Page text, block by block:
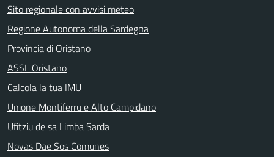
Sito regionale con avvisi meteo
Regione Autonoma della Sardegna
Provincia di Oristano
ASSL Oristano
Calcola la tua IMU
Unione Montiferru e Alto Campidano
Ufitziu de sa Limba Sarda
Novas Dae Sos Comunes